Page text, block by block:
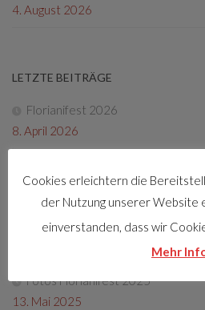
4. August 2026
LETZTE BEITRÄGE
Florianifest 2026
8. April 2026
22. Dezember 2025
Tag der offenen Tür 2025
Fotos Florianifest 2025
13. Mai 2025
Cookies erleichtern die
der Nutzung unserer Website
einverstanden, dass wir
Mehr